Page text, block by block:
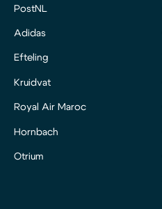
PostNL
Adidas
Efteling
Kruidvat
Royal Air Maroc
Hornbach
Otrium